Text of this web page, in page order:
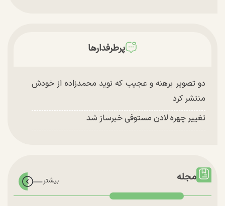
پرطرفدارها
دو تصویر برهنه و عجیب که نوید محمدزاده از خودش
منتشر کرد
تغییر چهره لادن مستوفی خبرساز شد
مجله